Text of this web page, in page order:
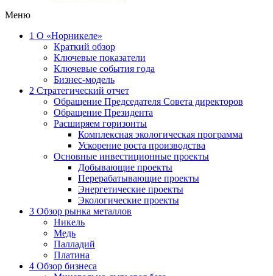
Меню
1 О «Норникеле»
Краткий обзор
Ключевые показатели
Ключевые события года
Бизнес-модель
2 Стратегический отчет
Обращение Председателя Совета директоров
Обращение Президента
Расширяем горизонты
Комплексная экологическая программа
Ускорение роста производства
Основные инвестиционные проекты
Добывающие проекты
Перерабатывающие проекты
Энергетические проекты
Экологические проекты
3 Обзор рынка металлов
Никель
Медь
Палладий
Платина
4 Обзор бизнеса